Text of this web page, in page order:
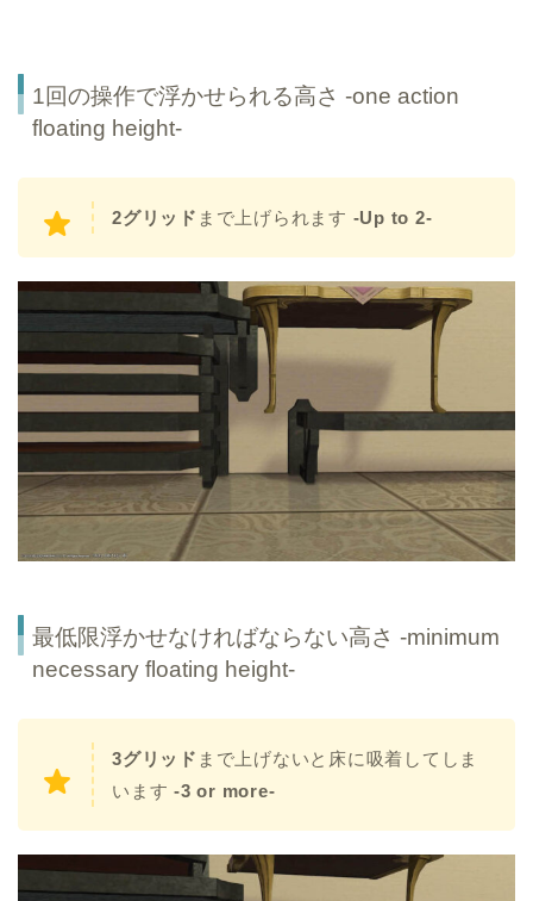
1回の操作で浮かせられる高さ -one action
floating height-
2グリッド まで上げられます -Up to 2-
最低限浮かせなければならない高さ -minimum
necessary floating height-
3グリッド まで上げないと床に吸着してしま
います-3 or more-